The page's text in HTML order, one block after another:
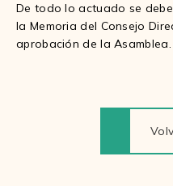
De todo lo actuado se
la Memoria del Consejo
aprobación de la Asamblea.